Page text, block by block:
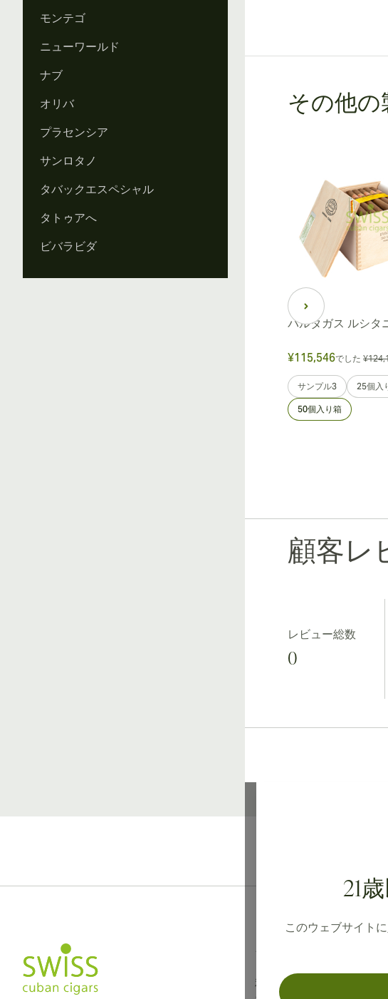
モンテゴ
ニューワールド
ナブ
オリバ
プラセンシア
サンロタノ
タバックエスペシャル
タトゥアへ
ビバラビダ
その他の
パルタガス ルシタ
¥115,546でした
サンプル3 25個入
50個入り箱
顧客レ
レビュー総数
0
21
このウェブサイト
カナ
インフォメーション
利用規約